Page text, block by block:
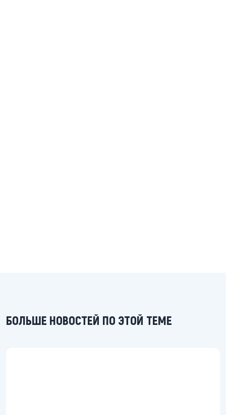
БОЛЬШЕ НОВОСТЕЙ ПО ЭТОЙ ТЕМЕ